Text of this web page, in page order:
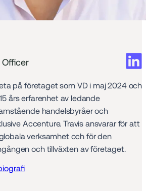
på företaget som VD i maj 2024 och
års erfarenhet av ledande
handelsbyråer och
Accenture. Travis ansvarar för att
verksamhet och för den
och tillväxten av företaget.